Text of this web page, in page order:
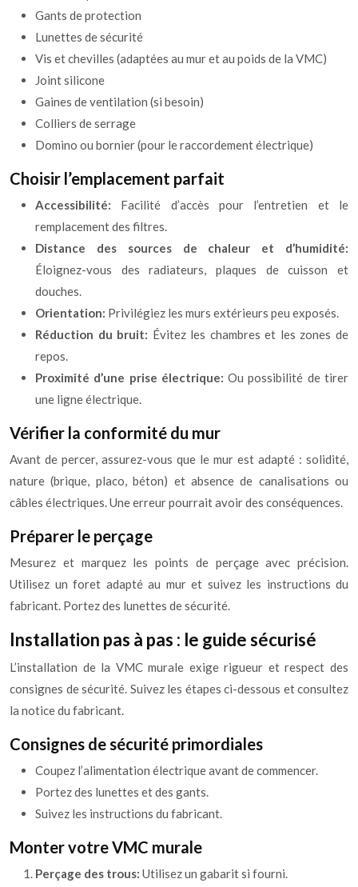
Gants de protection
Lunettes de sécurité
Vis et chevilles (adaptées au mur et au poids de la VMC)
Joint silicone
Gaines de ventilation (si besoin)
Colliers de serrage
Domino ou bornier (pour le raccordement électrique)
Choisir l’emplacement parfait
Accessibilité: Facilité d’accès pour l’entretien et le
remplacement des filtres.
Distance des sources de chaleur et d’humidité:
Éloignez-vous des radiateurs, plaques de cuisson et
douches.
Orientation: Privilégiez les murs extérieurs peu exposés.
Réduction du bruit: Évitez les chambres et les zones de
repos.
Proximité d’une prise électrique:Ou possibilité de tirer
une ligne électrique.
Vérifier la conformité du mur
Avant de percer, assurez-vous que le mur est adapté : solidité,
nature (brique, placo, béton) et absence de canalisations ou
câbles électriques. Une erreur pourrait avoir des conséquences.
Préparer le perçage
Mesurez et marquez les points de perçage avec précision.
Utilisez un foret adapté au mur et suivez les instructions du
fabricant. Portez des lunettes de sécurité.
Installation pas à pas : le guide sécurisé
L’installation de la VMC murale exige rigueur et respect des
consignes de sécurité. Suivez les étapes ci-dessous et consultez
la notice du fabricant.
Consignes de sécurité primordiales
Coupez l’alimentation électrique avant de commencer.
Portez des lunettes et des gants.
Suivez les instructions du fabricant.
Monter votre VMC murale
Perçage des trous: Utilisez un gabarit si fourni.